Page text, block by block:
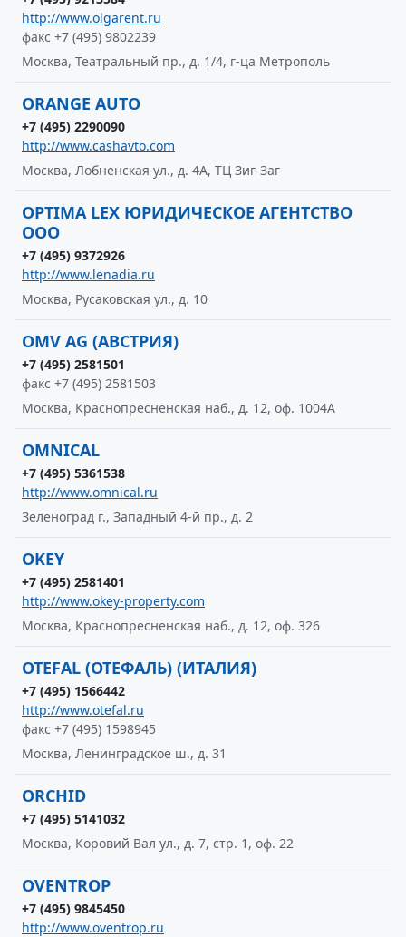
http://www.olgarent.ru
факс +7 (495) 9802239
Москва, Театральный пр., д. 1/4, г-ца Метрополь
ORANGE AUTO
+7 (495) 2290090
http://www.cashavto.com
Москва, Лобненская ул., д. 4А, ТЦ Зиг-Заг
OPTIMA LEX ЮРИДИЧЕСКОЕ АГЕНТСТВО
ООО
+7 (495) 9372926
http://www.lenadia.ru
Москва, Русаковская ул., д. 10
OMV AG (АВСТРИЯ)
+7 (495) 2581501
факс +7 (495) 2581503
Москва, Краснопресненская наб., д. 12, оф. 1004А
OMNICAL
+7 (495) 5361538
http://www.omnical.ru
Зеленоград г., Западный 4-й пр., д. 2
OKEY
+7 (495) 2581401
http://www.okey-property.com
Москва, Краснопресненская наб., д. 12, оф. 326
OTEFAL (ОТЕФАЛЬ) (ИТАЛИЯ)
+7 (495) 1566442
http://www.otefal.ru
факс +7 (495) 1598945
Москва, Ленинградское ш., д. 31
ORCHID
+7 (495) 5141032
Москва, Коровий Вал ул., д. 7, стр. 1, оф. 22
OVENTROP
+7 (495) 9845450
http://www.oventrop.ru